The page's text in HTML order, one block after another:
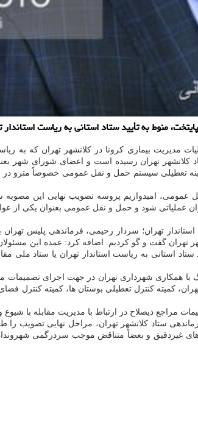
منوط به تأیید ستاد استانی به ریاست استاندار
مدیریت بیماری كرونا در كلانشهر تهران كه به
تهران رسیده است و اعضای شورای شهر
زمینه تعطیلی سیستم حمل و نقل عمومی خصوصاً مترو
امیدواریم پروسه تصویب نهایی این مصوبه
عملیاتی شود و حمل و نقل عمومی بعنوان یكی از
تهران؛ سردار رحیمی، فرماندهی پلیس
تهران گفت و گو كردیم. اضافه كرد: عمده این
استانی به ریاست استاندار تهران یا ستاد ملی
با همكاری شهرداری تهران در جهت اجرای تصمیمات
كمیته كنترل تعطیلی بوستان ها، كمیته كنترل
مراجع ذیصلاح در ارتباط با مدیریت مقابله با
ستاد كلانشهر تهران، مراحل نهایی
غیردقیق و بعضاً متناقض موجب سردرگمی